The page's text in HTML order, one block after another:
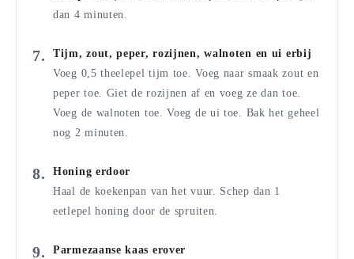
dan 4 minuten.
Tijm, zout, peper, rozijnen, walnoten en ui erbij
Voeg 0,5 theelepel tijm toe. Voeg naar smaak zout en
peper toe. Giet de rozijnen af en voeg ze dan toe.
Voeg de walnoten toe. Voeg de ui toe. Bak het geheel
nog 2 minuten.
Honing erdoor
Haal de koekenpan van het vuur. Schep dan 1
eetlepel honing door de spruiten.
Parmezaanse kaas erover